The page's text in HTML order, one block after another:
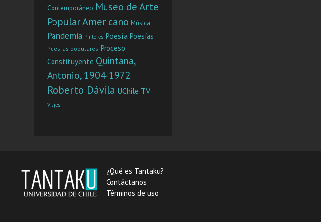
Contemporáneo Museo de Arte
Popular Americano Música
Pandemia Pintores Poesía Poesías
Poesías populares Proceso
Constituyente Quintana,
Antonio, 1904-1972
Roberto Dávila UChile TV
Viajes
¿Qué es Tantaku?
Contáctanos
Términos de uso